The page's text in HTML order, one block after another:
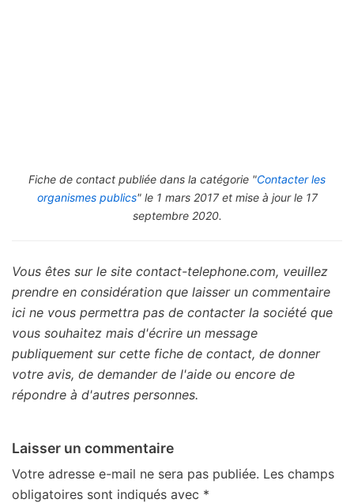
Fiche de contact publiée dans la catégorie "Contacter les
organismes publics" le 1 mars 2017 et mise à jour le 17
septembre 2020.
Vous êtes sur le site contact-telephone.com, veuillez
prendre en considération que laisser un commentaire
ici ne vous permettra pas de contacter la société que
vous souhaitez mais d'écrire un message
publiquement sur cette fiche de contact, de donner
votre avis, de demander de l'aide ou encore de
répondre à d'autres personnes.
Laisser un commentaire
Votre adresse e-mail ne sera pas publiée. Les champs
obligatoires sont indiqués avec *